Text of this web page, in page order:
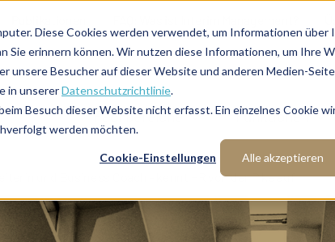
Diese Cookies werden verwendet, um Informationen
Sie erinnern können. Wir nutzen diese Informationen, um Ihre
unsere Besucher auf dieser Website und anderen Medien-
in unsererDatenschutzrichtlinie.
Besuch dieser Website nicht erfasst. Ein einzelnes Cookie
werden möchten.
Cookie-Einstellungen Alle akzeptieren
Fachbereiche Funktionen
und Business Coach – kennt HR von der Pike auf